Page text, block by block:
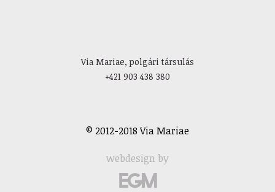
Via Mariae, polgári társulás
+421 903 438 380
© 2012-2018 Via Mariae
webdesign by